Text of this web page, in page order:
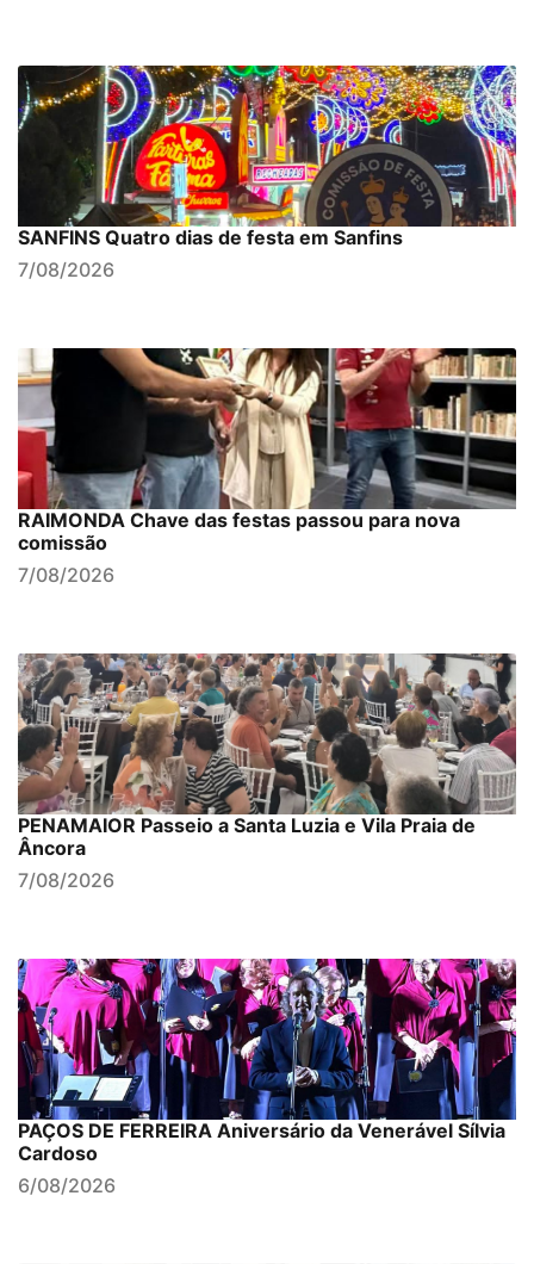
SANFINS Quatro dias de festa em Sanfins
7/08/2026
RAIMONDA Chave das festas passou para nova
comissão
7/08/2026
PENAMAIOR Passeio a Santa Luzia e Vila Praia de
Âncora
7/08/2026
PAÇOS DE FERREIRA Aniversário da Venerável Sílvia
Cardoso
6/08/2026